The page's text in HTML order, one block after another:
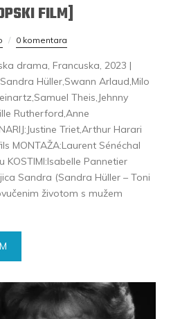
FILM]
0 komentara
drama, Francuska, 2023 |
Hüller,Swann Arlaud,Milo
Theis,Jehnny
Rutherford,Anne
Triet,Arthur Harari
MONTAŽA:Laurent Sénéchal
KOSTIMI:Isabelle Pannetier
Sandra (Sandra Hüller – Toni
životom s mužem